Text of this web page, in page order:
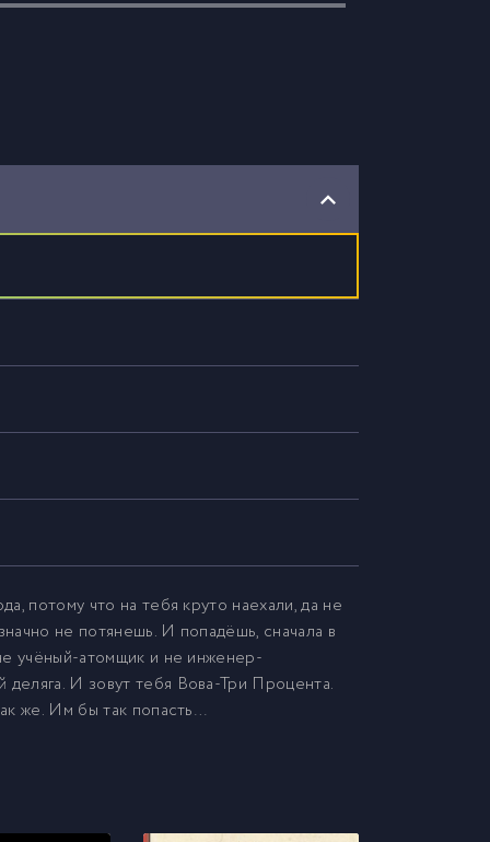
потому что на тебя круто наехали, да не
не потянешь. И попадёшь, сначала в
учёный-атомщик и не инженер-
И зовут тебя Вова-Три Процента.
же. Им бы так попасть…